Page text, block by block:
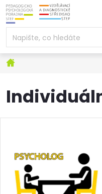
Přejít
na
obsah
ý
p